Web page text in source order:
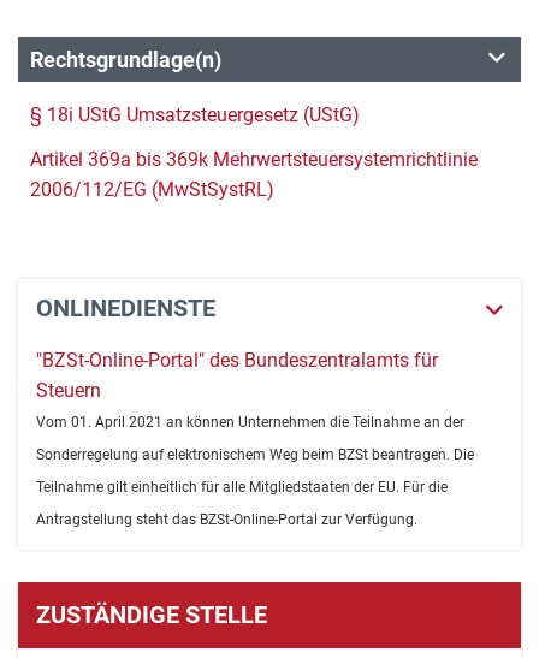
Rechtsgrundlage(n)
§ 18i UStG Umsatzsteuergesetz (UStG)
Artikel 369a bis 369k Mehrwertsteuersystemrichtlinie
2006/112/EG (MwStSystRL)
ONLINEDIENSTE
"BZSt-Online-Portal" des Bundeszentralamts für
Steuern
Vom 01. April 2021 an können Unternehmen die Teilnahme an der
Sonderregelung auf elektronischem Weg beim BZSt beantragen. Die
Teilnahme gilt einheitlich für alle Mitgliedstaaten der EU. Für die
Antragstellung steht das BZSt-Online-Portal zur Verfügung.
ZUSTÄNDIGE STELLE